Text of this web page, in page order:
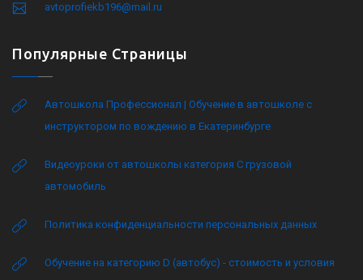
avtoprofiekb196@mail.ru
Популярные Страницы
Автошкола Профессионал | Обучение в автошколе с
инструктором по вождению в Екатеринбурге
Видеоуроки от автошколы категория C грузовой
автомобиль
Политика конфиденциальности персональных данных
Обучение на категорию D (автобус) - стоимость и условия